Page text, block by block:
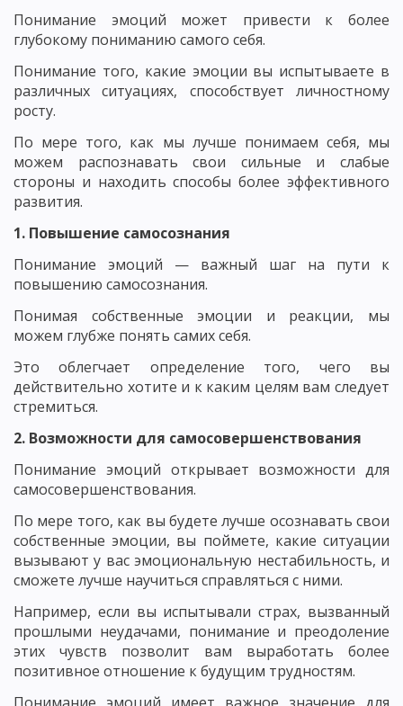
Понимание эмоций может привести к более
глубокому пониманию самого себя.
Понимание того, какие эмоции вы испытываете в
различных ситуациях, способствует личностному
росту.
По мере того, как мы лучше понимаем себя, мы
можем распознавать свои сильные и слабые
стороны и находить способы более эффективного
развития.
1. Повышение самосознания
Понимание эмоций — важный шаг на пути к
повышению самосознания.
Понимая собственные эмоции и реакции, мы
можем глубже понять самих себя.
Это облегчает определение того, чего вы
действительно хотите и к каким целям вам следует
стремиться.
2. Возможности для самосовершенствования
Понимание эмоций открывает возможности для
самосовершенствования.
По мере того, как вы будете лучше осознавать свои
собственные эмоции, вы поймете, какие ситуации
вызывают у вас эмоциональную нестабильность, и
сможете лучше научиться справляться с ними.
Например, если вы испытывали страх, вызванный
прошлыми неудачами, понимание и преодоление
этих чувств позволит вам выработать более
позитивное отношение к будущим трудностям.